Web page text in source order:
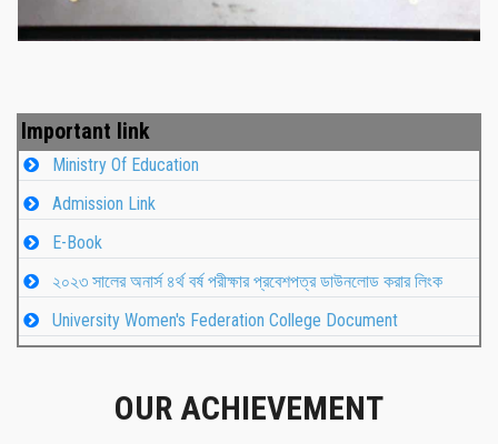
Important link
Ministry Of Education
Admission Link
E-Book
২০২৩ সালের অনার্স ৪র্থ বর্ষ পরীক্ষার প্রবেশপত্র ডাউনলোড করার লিংক
University Women's Federation College Document
OUR ACHIEVEMENT